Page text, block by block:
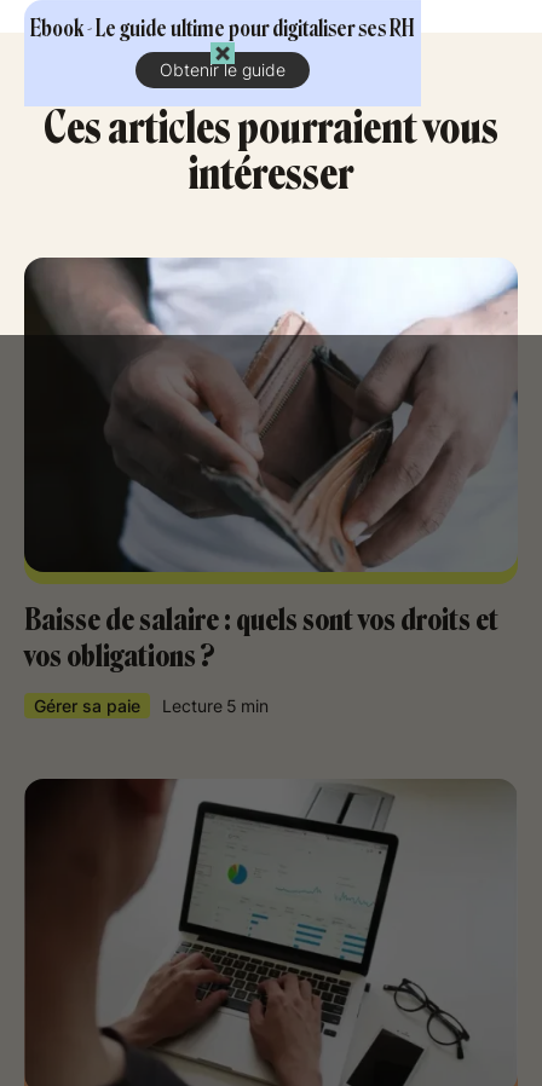
Ebook - Le guide ultime pour digitaliser ses RH
Obtenir le guide
Ces articles pourraient vous
intéresser
Baisse de salaire : quels sont vos droits et
vos obligations ?
Gérer sa paie Lecture 5 min